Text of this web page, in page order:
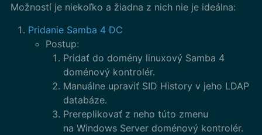
Možností je niekoľko a žiadna z nich nie je ideálna:
Pridanie Samba 4 DC
Postup:
Pridať do domény linuxový Samba 4
doménový kontrolér.
Manuálne upraviť SID History v jeho LDAP
databáze.
Prereplikovať z neho túto zmenu
na Windows Server doménový kontrolér.